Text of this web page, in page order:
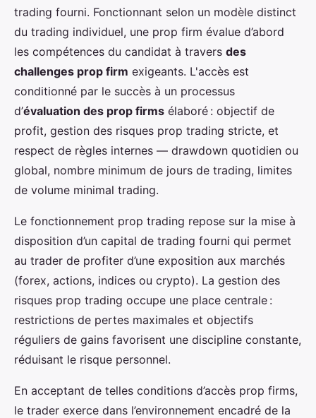
trading fourni. Fonctionnant selon un modèle distinct
du trading individuel, une prop firm évalue d’abord
les compétences du candidat à travers des
challenges prop firm exigeants. L'accès est
conditionné par le succès à un processus
d’évaluation des prop firms élaboré : objectif de
profit, gestion des risques prop trading stricte, et
respect de règles internes — drawdown quotidien ou
global, nombre minimum de jours de trading, limites
de volume minimal trading.
Le fonctionnement prop trading repose sur la mise à
disposition d’un capital de trading fourni qui permet
au trader de profiter d’une exposition aux marchés
(forex, actions, indices ou crypto). La gestion des
risques prop trading occupe une place centrale :
restrictions de pertes maximales et objectifs
réguliers de gains favorisent une discipline constante,
réduisant le risque personnel.
En acceptant de telles conditions d’accès prop firms,
le trader exerce dans l’environnement encadré de la